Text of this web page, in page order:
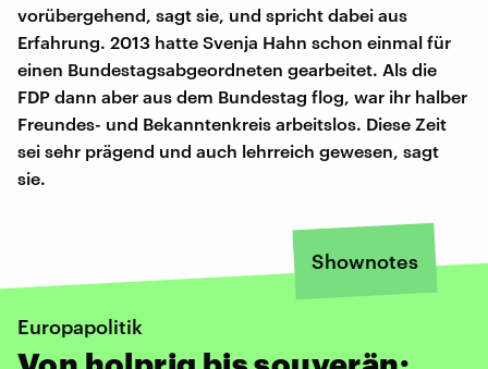
vorübergehend, sagt sie, und spricht dabei aus
Erfahrung. 2013 hatte Svenja Hahn schon einmal für
einen Bundestagsabgeordneten gearbeitet. Als die
FDP dann aber aus dem Bundestag flog, war ihr halber
Freundes- und Bekanntenkreis arbeitslos. Diese Zeit
sei sehr prägend und auch lehrreich gewesen, sagt
sie.
Shownotes
Europapolitik